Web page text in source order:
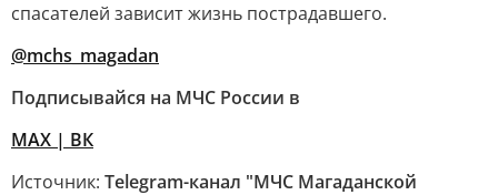
спасателей зависит жизнь пострадавшего.
@mchs_magadan
Подписывайся на МЧС России в
MAX | ВК
Источник: Telegram-канал "МЧС Магаданской